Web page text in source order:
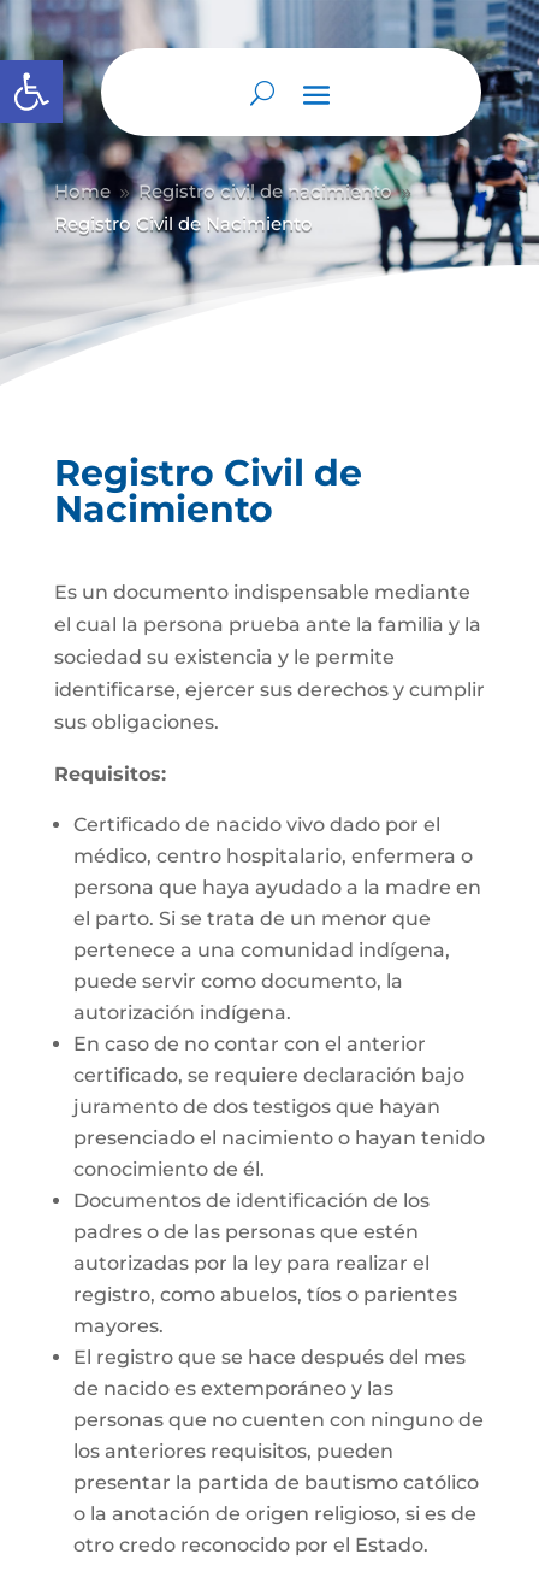
Abrir barra de herramientas
Home 9 Registro civil de nacimiento 9
Registro Civil de Nacimiento
Registro Civil de
Nacimiento
Es un documento indispensable mediante
el cual la persona prueba ante la familia y la
sociedad su existencia y le permite
identificarse, ejercer sus derechos y cumplir
sus obligaciones.
Requisitos:
Certificado de nacido vivo dado por el
médico, centro hospitalario, enfermera o
persona que haya ayudado a la madre en
el parto. Si se trata de un menor que
pertenece a una comunidad indígena,
puede servir como documento, la
autorización indígena.
En caso de no contar con el anterior
certificado, se requiere declaración bajo
juramento de dos testigos que hayan
presenciado el nacimiento o hayan tenido
conocimiento de él.
Documentos de identificación de los
padres o de las personas que estén
autorizadas por la ley para realizar el
registro, como abuelos, tíos o parientes
mayores.
El registro que se hace después del mes
de nacido es extemporáneo y las
personas que no cuenten con ninguno de
los anteriores requisitos, pueden
presentar la partida de bautismo católico
o la anotación de origen religioso, si es de
otro credo reconocido por el Estado.